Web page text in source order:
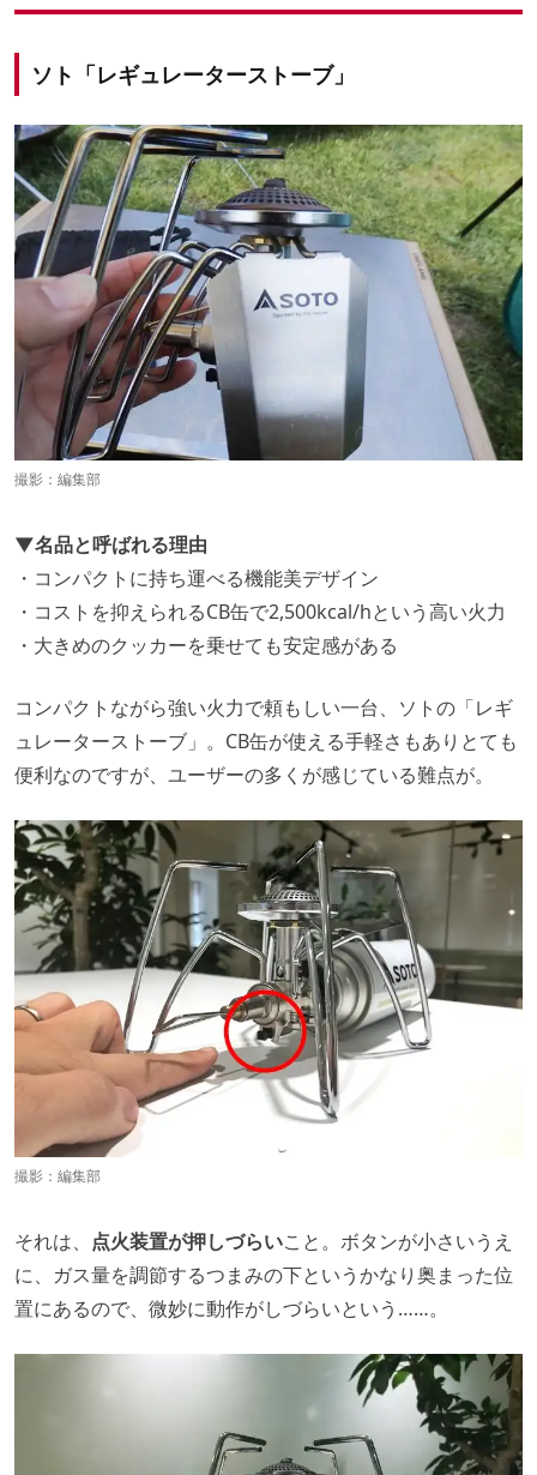
ソト「レギュレーターストーブ」
撮影：編集部
▼名品と呼ばれる理由
・コンパクトに持ち運べる機能美デザイン
・コストを抑えられるCB缶で2,500kcal/hという高い火力
・大きめのクッカーを乗せても安定感がある
コンパクトながら強い火力で頼もしい一台、ソトの「レギ
ュレーターストーブ」。CB缶が使える手軽さもありとても
便利なのですが、ユーザーの多くが感じている難点が。
撮影：編集部
それは、 点火装置が押しづらいこと。ボタンが小さいうえ
に、ガス量を調節するつまみの下というかなり奥まった位
置にあるので、微妙に動作がしづらいという……。